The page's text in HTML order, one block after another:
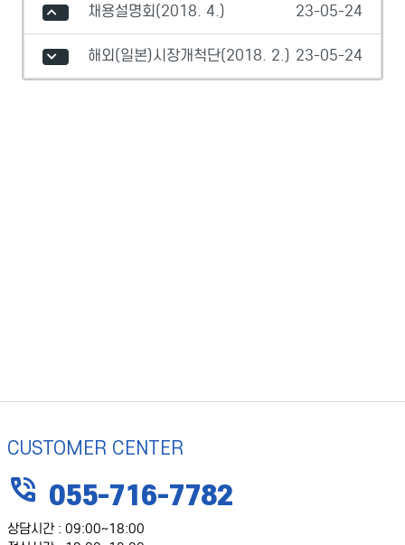
채용설명회(2018. 4.) 23-05-24
해외(일본)시장개척단(2018. 2.) 23-05-24
CUSTOMER CENTER
phone_in_talk 055-716-7782
상담시간 : 09:00~18:00